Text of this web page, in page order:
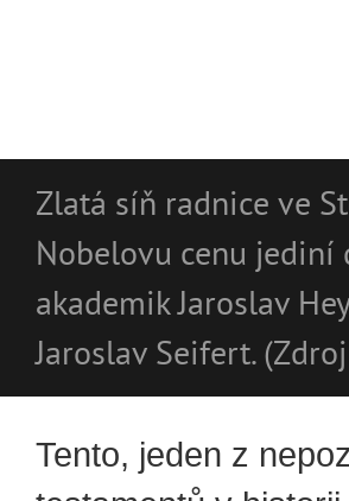
Zlatá síň radnice ve
Nobelovu cenu jediní
akademik Jaroslav
Jaroslav Seifert.
Tento, jeden z